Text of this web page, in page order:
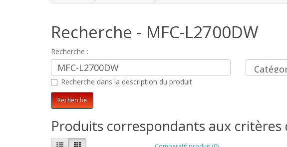
Recherche - MFC-L2700DW
Recherche :
Recherche dans la description du produit
Produits correspondants aux critères